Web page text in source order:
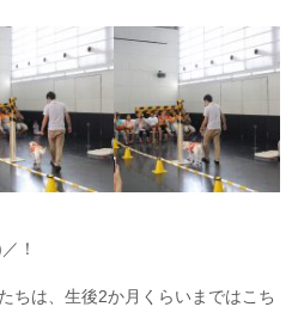
！
ちは、生後2か月くらいまではこち